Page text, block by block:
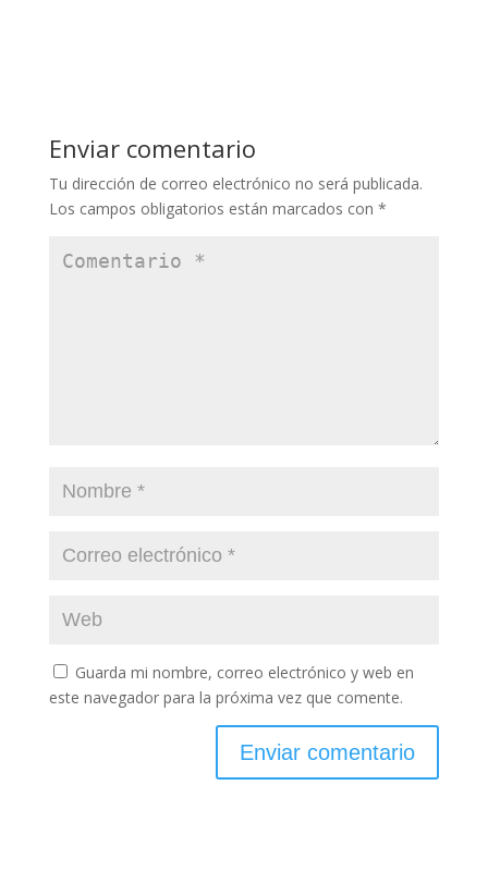
Enviar comentario
Tu dirección de correo electrónico no será publicada.
Los campos obligatorios están marcados con *
Guarda mi nombre, correo electrónico y web en
este navegador para la próxima vez que comente.